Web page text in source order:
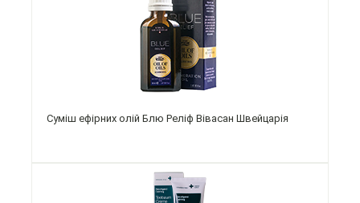
Суміш ефірних олій Блю Реліф Вівасан Швейцарія